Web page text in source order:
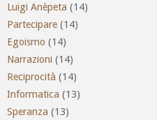
Luigi Anèpeta (14)
Partecipare (14)
Egoismo (14)
Narrazioni (14)
Reciprocità (14)
Informatica (13)
Speranza (13)